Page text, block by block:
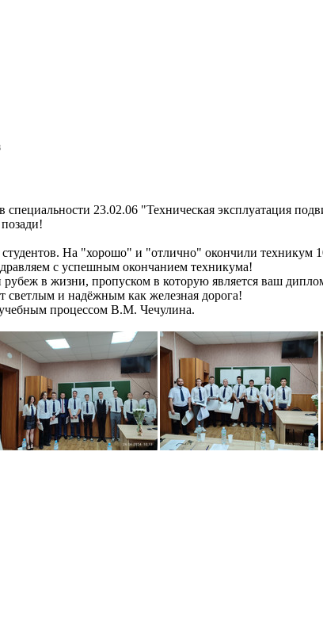
23.02.06 "Техническая эксплуатация
На "хорошо" и "отлично" окончили техникум
с успешным окончанием техникума!
в жизни, пропуском в которую является ваш
светлым и надёжным как железная дорога!
процессом В.М. Чечулина.